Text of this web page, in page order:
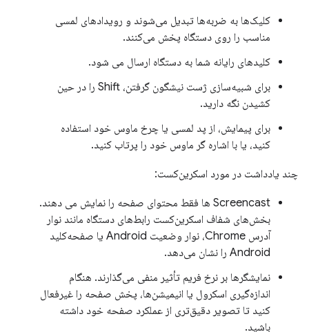
کلیک‌ها به ضربه‌ها تبدیل می‌شوند و رویدادهای لمسی
مناسب را روی دستگاه پخش می‌کنند.
کلیدهای رایانه شما به دستگاه ارسال می شود.
برای شبیه‌سازی ژست نیشگون گرفتن، Shift را در حین
کشیدن نگه دارید.
برای پیمایش، از پد لمسی یا چرخ ماوس خود استفاده
کنید، یا با اشاره گر ماوس خود را پرتاب کنید.
چند یادداشت در مورد اسکرین‌کست:
Screencast ها فقط محتوای صفحه را نمایش می دهند.
بخش‌های شفاف اسکرین‌کست رابط‌های دستگاه مانند نوار
آدرس Chrome، نوار وضعیت Android یا صفحه‌کلید
Android را نشان می‌دهد.
نمایشگرها بر نرخ فریم تأثیر منفی می‌گذارند. هنگام
اندازه‌گیری اسکرول یا انیمیشن‌ها، پخش صفحه را غیرفعال
کنید تا تصویر دقیق‌تری از عملکرد صفحه خود داشته
باشید.